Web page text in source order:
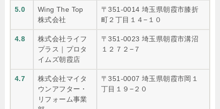
5.0
Wing The Top
株式会社
〒351-0014 埼玉県朝霞市膝折
町２丁目１４−１０
4.8
株式会社ライフ
プラス｜プロタ
イムズ朝霞店
〒351-0023 埼玉県朝霞市溝沼
１２７２−７
4.7
株式会社マイタ
ウンアフター・
リフォーム事業
〒351-0007 埼玉県朝霞市岡１
丁目１９−２０